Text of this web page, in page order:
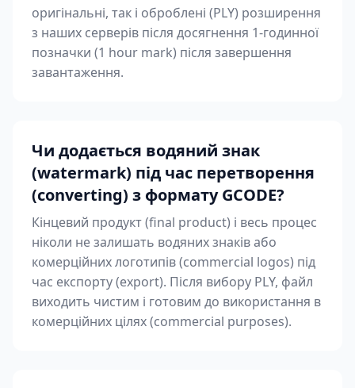
оригінальні, так і оброблені (PLY) розширення
з наших серверів після досягнення 1-годинної
позначки (1 hour mark) після завершення
завантаження.
Чи додається водяний знак
(watermark) під час перетворення
(converting) з формату GCODE?
Кінцевий продукт (final product) і весь процес
ніколи не залишать водяних знаків або
комерційних логотипів (commercial logos) під
час експорту (export). Після вибору PLY, файл
виходить чистим і готовим до використання в
комерційних цілях (commercial purposes).